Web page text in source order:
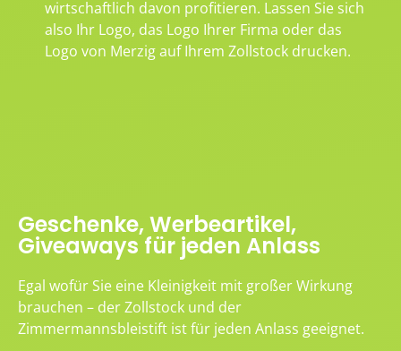
wirtschaftlich davon profitieren. Lassen Sie sich
also Ihr Logo, das Logo Ihrer Firma oder das
Logo von Merzig auf Ihrem Zollstock drucken.
Geschenke, Werbeartikel,
Giveaways für jeden Anlass
Egal wofür Sie eine Kleinigkeit mit großer Wirkung
brauchen – der Zollstock und der
Zimmermannsbleistift ist für jeden Anlass geeignet.